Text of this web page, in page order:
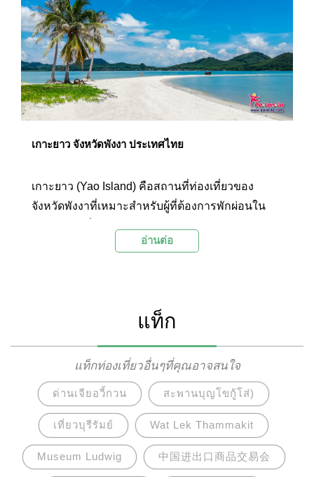
เกาะยาว จังหวัดพังงา ประเทศไทย
เกาะยาว (Yao Island) คือสถานที่ท่องเที่ยวของ
จังหวัดพังงาที่เหมาะสำหรับผู้ที่ต้องการพักผ่อนใน
สวยงามและวิถีชีวิตดั้งเดิมที่ผู้คนบนเกาะส่วนใหญ่
อ่านต่อ
แท็ก
แท็กท่องเที่ยวอื่นๆที่คุณอาจสนใจ
ด่านเจียอวี้กวน สะพานบุญโขกู้โส่)
เที่ยวบุรีรัมย์ Wat Lek Thammakit
Museum Ludwig 中国进出口商品交易会